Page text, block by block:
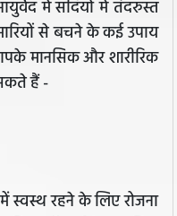
में सर्दियों में तंदरुस्त
से बचने के कई उपाय
मानसिक और शारीरिक
हैं -
स्वस्थ रहने के लिए रोजना